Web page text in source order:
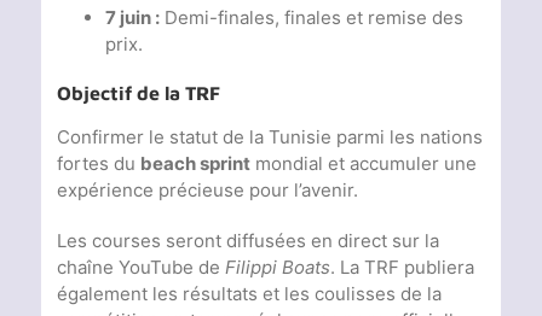
7 juin : Demi-finales, finales et remise des
prix.
Objectif de la TRF
Confirmer le statut de la Tunisie parmi les nations
fortes du beach sprint mondial et accumuler une
expérience précieuse pour l’avenir.
Les courses seront diffusées en direct sur la
chaîne YouTube deFilippi Boats. La TRF publiera
également les résultats et les coulisses de la